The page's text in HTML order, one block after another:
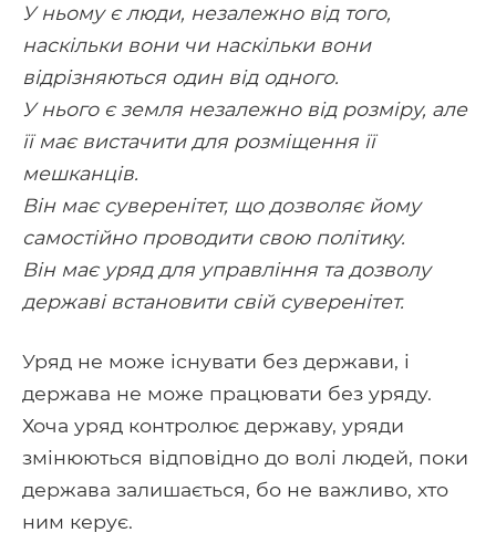
У ньому є люди, незалежно від того,
наскільки вони чи наскільки вони
відрізняються один від одного.
У нього є земля незалежно від розміру, але
її має вистачити для розміщення її
мешканців.
Він має суверенітет, що дозволяє йому
самостійно проводити свою політику.
Він має уряд для управління та дозволу
державі встановити свій суверенітет.
Уряд не може існувати без держави, і
держава не може працювати без уряду.
Хоча уряд контролює державу, уряди
змінюються відповідно до волі людей, поки
держава залишається, бо не важливо, хто
ним керує.